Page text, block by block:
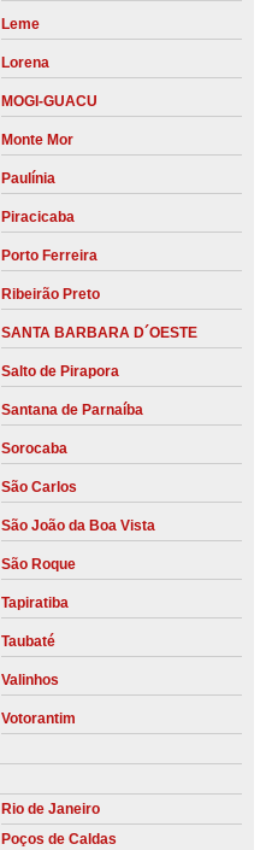
Leme
Lorena
MOGI-GUACU
Monte Mor
Paulínia
Piracicaba
Porto Ferreira
Ribeirão Preto
SANTA BARBARA D´OESTE
Salto de Pirapora
Santana de Parnaíba
Sorocaba
São Carlos
São João da Boa Vista
São Roque
Tapiratiba
Taubaté
Valinhos
Votorantim
Rio de Janeiro
Poços de Caldas